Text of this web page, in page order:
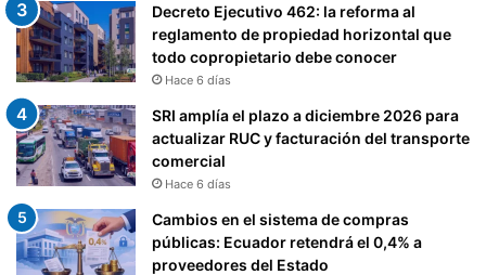
Decreto Ejecutivo 462: la reforma al
reglamento de propiedad horizontal que
todo copropietario debe conocer
Hace 6 días
SRI amplía el plazo a diciembre 2026 para
actualizar RUC y facturación del transporte
comercial
Hace 6 días
Cambios en el sistema de compras
públicas: Ecuador retendrá el 0,4% a
proveedores del Estado